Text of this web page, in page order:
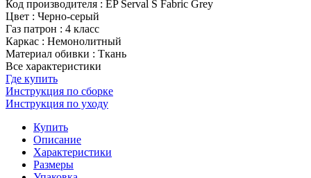
Код производителя : EP Serval S Fabric Grey
Цвет : Черно-серый
Газ патрон : 4 класс
Каркас : Немонолитный
Материал обивки : Ткань
Все характеристики
Где купить
Инструкция по сборке
Инструкция по уходу
Купить
Описание
Характеристики
Размеры